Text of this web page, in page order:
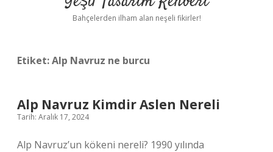
Yasal Uyarı
Bahçelerden ilham alan neşeli fikirler!
Etiket:Alp Navruz ne burcu
Alp Navruz Kimdir Aslen Nereli
Tarih: Aralık 17, 2024
Alp Navruz’un kökeni nereli? 1990 yılında